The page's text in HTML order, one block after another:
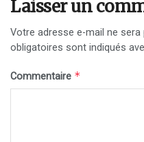
Laisser un
Votre adresse e-mail ne sera
obligatoires sont indiqués
Commentaire *